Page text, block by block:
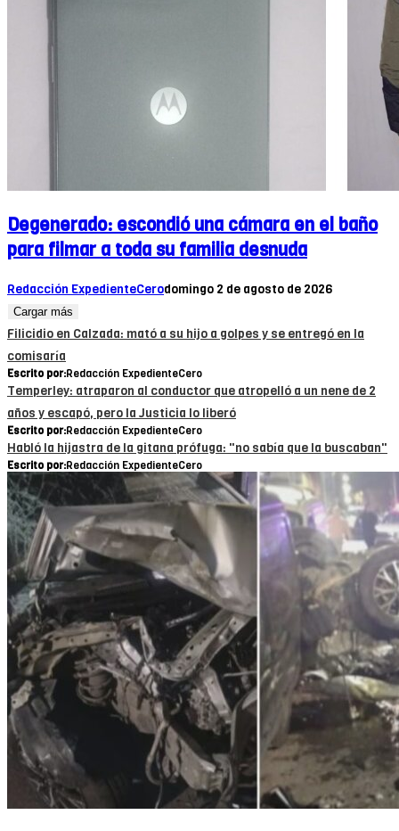
Degenerado: escondió una cámara en el baño
para filmar a toda su familia desnuda
Redacción ExpedienteCerodomingo 2 de agosto de 2026
Cargar más
Filicidio en Calzada: mató a su hijo a golpes y se entregó en la
comisaría
Escrito por:Redacción ExpedienteCero
Temperley: atraparon al conductor que atropelló a un nene de 2
años y escapó, pero la Justicia lo liberó
Escrito por:Redacción ExpedienteCero
Habló la hijastra de la gitana prófuga: "no sabía que la buscaban"
Escrito por:Redacción ExpedienteCero